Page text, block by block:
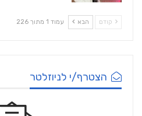
קודם הבא עמוד 1 מתוך 226
הצטרף/י לניוזלטר